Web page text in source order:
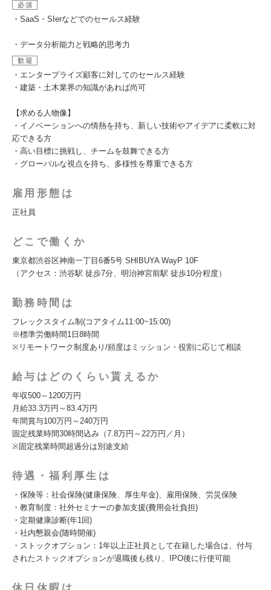
必須
・SaaS・SIerなどでのセールス経験
・データ分析能力と戦略的思考力
歓迎
・エンタープライズ顧客に対してのセールス経験
・建築・土木業界の知識があれば尚可
【求める人物像】
・イノベーションへの情熱を持ち、新しい技術やアイデアに柔軟に対
応できる方
・高い目標に挑戦し、チームを鼓舞できる方
・グローバルな視点を持ち、多様性を尊重できる方
雇用形態は
正社員
どこで働くか
東京都渋谷区神南一丁目6番5号 SHIBUYA WayP 10F
（アクセス：渋谷駅 徒歩7分、明治神宮前駅 徒歩10分程度）
勤務時間は
フレックスタイム制(コアタイム11:00~15:00)
※標準労働時間1日8時間
※リモートワーク制度あり/頻度はミッション・役割に応じて相談
給与はどのくらい貰えるか
年収500～1200万円
月給33.3万円～83.4万円
年間賞与100万円～240万円
固定残業時間30時間込み（7.8万円～22万円／月）
※固定残業時間超過分は別途支給
待遇・福利厚生は
・保険等：社会保険(健康保険、厚生年金)、雇用保険、労災保険
・教育制度：社外セミナーの参加支援(費用会社負担)
・定期健康診断(年1回)
・社内懇親会(随時開催)
・ストックオプション：1年以上正社員として在籍した場合は、付与
されたストックオプションが退職後も残り、IPO後に行使可能